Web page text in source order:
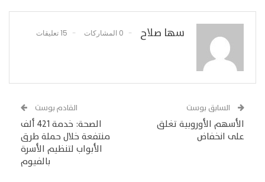
سها صلاح 0 المشاركات 15 تعليقات
السابق بوست
الأسهم الأوروبية تغلق
على انخفاض
القادم بوست
الصحة: خدمة 421 ألف
منتفعة خلال حملة طرق
الأبواب لتنظيم الأسرة
بالفيوم